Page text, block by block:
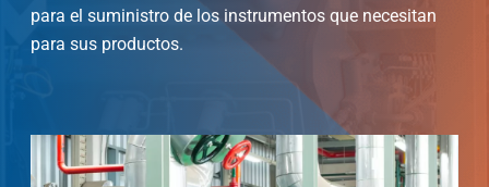
para el suministro de los instrumentos que necesitan
para sus productos.